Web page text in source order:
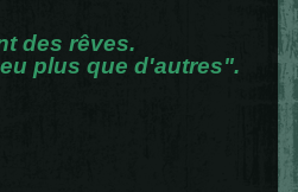
des rêves.
plus que d'autres".